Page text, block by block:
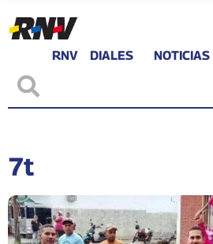
RNV DIALES NOTICIAS
7t